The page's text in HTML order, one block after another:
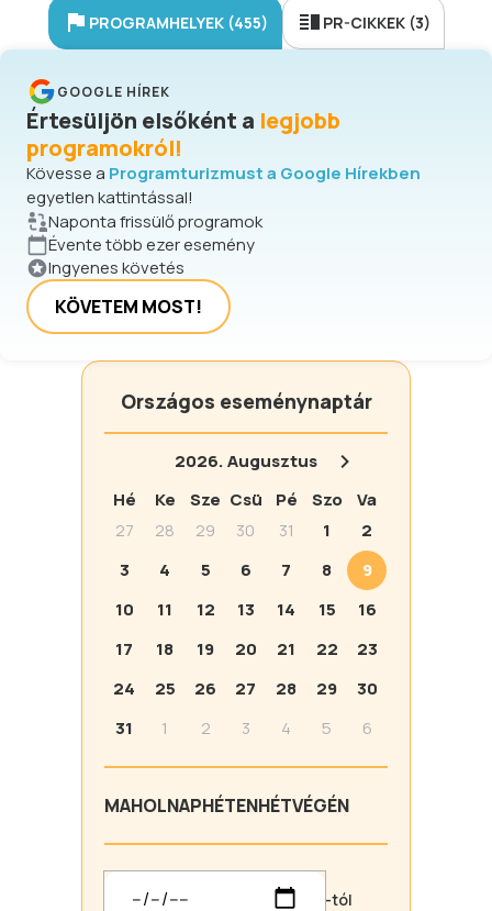
PROGRAMHELYEK (455) PR-CIKKEK (3)
GOOGLE HÍREK
Értesüljön elsőként a legjobb
programokról!
Kövesse a Programturizmust a Google Hírekben
egyetlen kattintással!
Naponta frissülő programok
Évente több ezer esemény
Ingyenes követés
KÖVETEM MOST!
Országos eseménynaptár
2026.Augusztus
Hé
Ke Sze Csü Pé Szo
Va
27
28 29 30 31 1
2
3
4 5 6 7 8
9
10
11 12 13 14 15
16
17
18 19 20 21 22
23
24
25 26 27 28 29
30
31
1 2 3 4 5 6
MAHOLNAPHÉTENHÉTVÉGÉN
-tól